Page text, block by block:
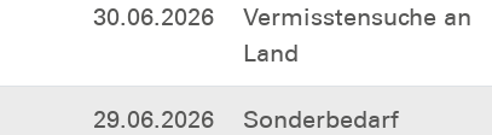
30.06.2026
Vermisstensuche an
Land
29.06.2026
Sonderbedarf